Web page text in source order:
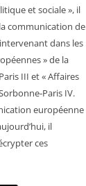
et sociale », il
communication de
dans les
» de la
III et « Affaires
Paris IV.
européenne
il
ces